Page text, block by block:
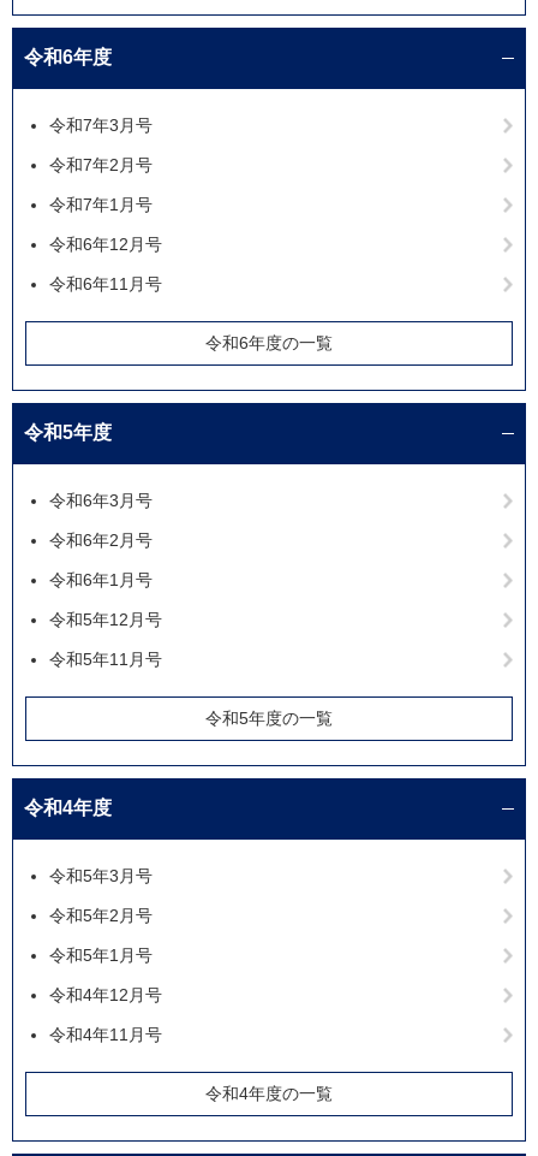
令和6年度
令和7年3月号
令和7年2月号
令和7年1月号
令和6年12月号
令和6年11月号
令和6年度の一覧
令和5年度
令和6年3月号
令和6年2月号
令和6年1月号
令和5年12月号
令和5年11月号
令和5年度の一覧
令和4年度
令和5年3月号
令和5年2月号
令和5年1月号
令和4年12月号
令和4年11月号
令和4年度の一覧